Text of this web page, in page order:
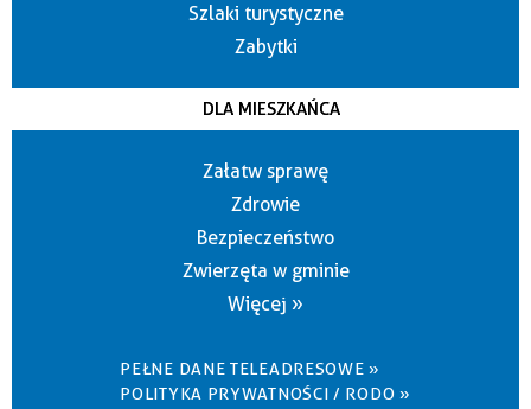
Szlaki turystyczne
Zabytki
DLA MIESZKAŃCA
Załatw sprawę
Zdrowie
Bezpieczeństwo
Zwierzęta w gminie
Więcej »
PEŁNE DANE TELEADRESOWE »
POLITYKA PRYWATNOŚCI / RODO »